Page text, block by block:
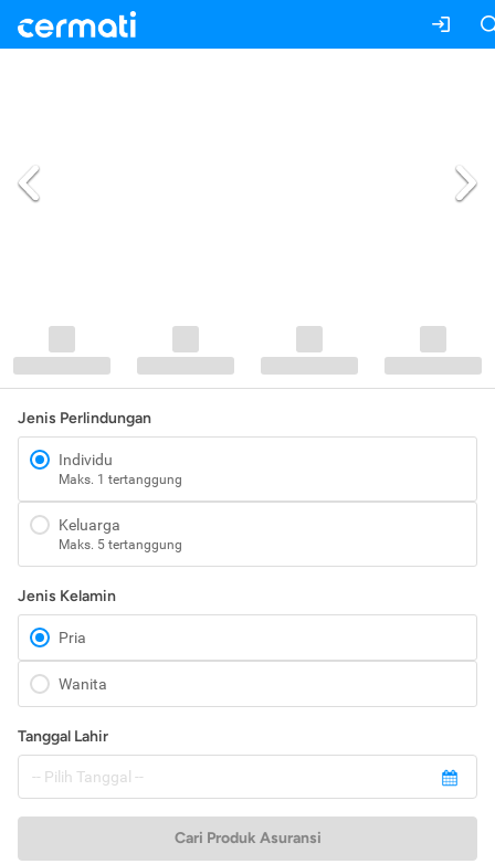
Jenis Perlindungan
Individu
Maks. 1 tertanggung
Keluarga
Maks. 5 tertanggung
Jenis Kelamin
Pria
Wanita
Tanggal Lahir
Cari Produk Asuransi